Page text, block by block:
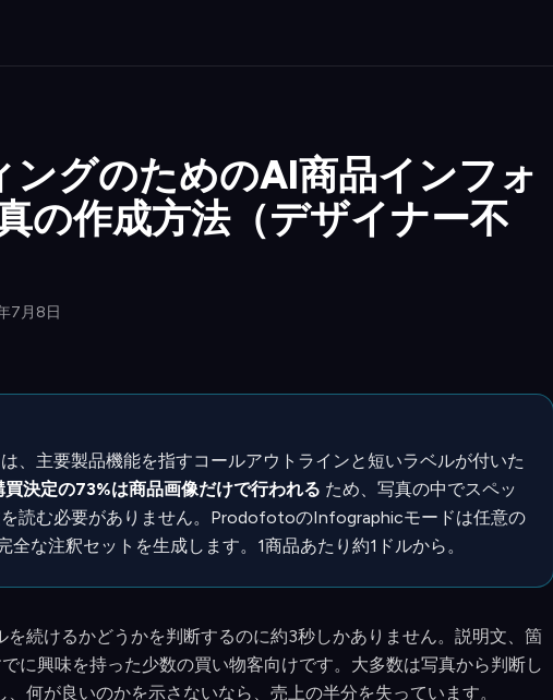
グのためのAI商品インフォ
の作成方法（デザイナー不
7月8日
、主要製品機能を指すコールアウトラインと短いラベルが付いた
買決定の73%は商品画像だけで行われる ため、写真の中でスペッ
読む必要がありません。ProdofotoのInfographicモードは任意の
な注釈セットを生成します。1商品あたり約1ドルから。
続けるかどうかを判断するのに約3秒しかありません。説明文、箇
に興味を持った少数の買い物客向けです。大多数は写真から判断し
何が良いのかを示さないなら、売上の半分を失っています。